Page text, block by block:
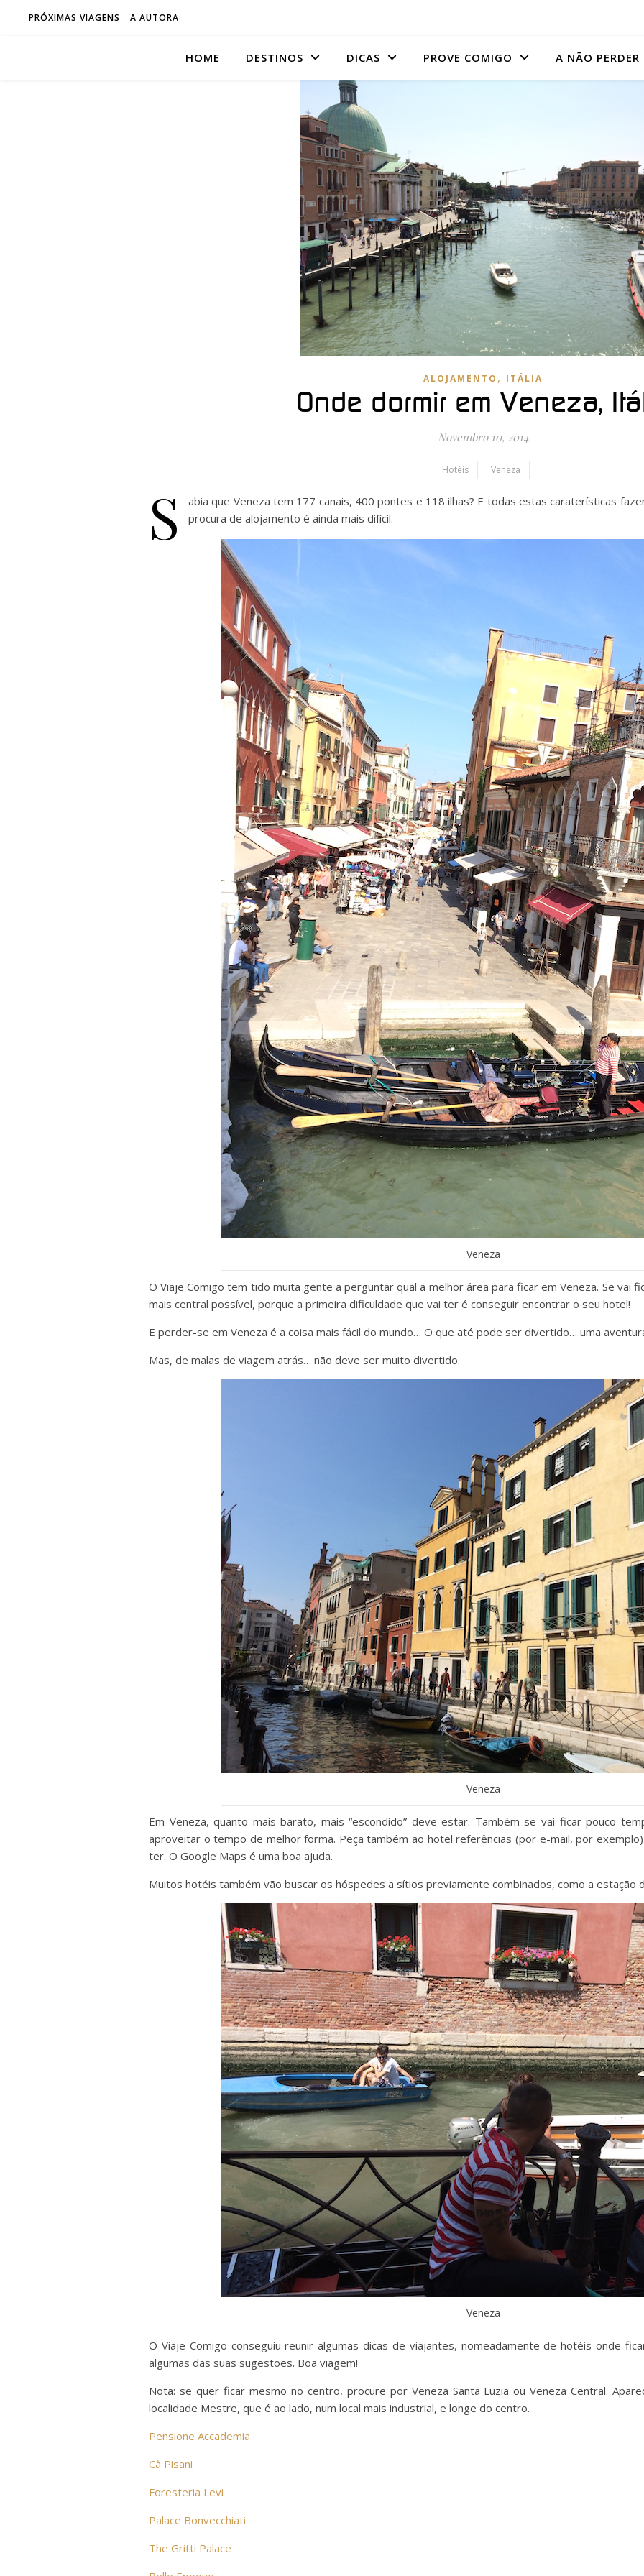
PRÓXIMAS VIAGENS A AUTORA
HOME DESTINOS DICAS PROVE COMIGO A NÃO PERDER
ALOJAMENTO , ITÁLIA
Onde dormir em Veneza,
Novembro 10, 2014
Hotéis Veneza
S
abia que Veneza tem 177 canais, 400 pontes e 118 ilhas? E todas estas caraterísticas
procura de alojamento é ainda mais difícil.
Veneza
O Viaje Comigo tem tido muita gente a perguntar qual a melhor área para ficar em Veneza. Se vai
mais central possível, porque a primeira dificuldade que vai ter é conseguir encontrar o seu hotel!
E perder-se em Veneza é a coisa mais fácil do mundo… O que até pode ser divertido… uma
Mas, de malas de viagem atrás… não deve ser muito divertido.
Veneza
Em Veneza, quanto mais barato, mais “escondido” deve estar. Também se vai ficar pouco
aproveitar o tempo de melhor forma. Peça também ao hotel referências (por e-mail, por
ter. O Google Maps é uma boa ajuda.
Muitos hotéis também vão buscar os hóspedes a sítios previamente combinados, como a estação
Veneza
O Viaje Comigo conseguiu reunir algumas dicas de viajantes, nomeadamente de hotéis onde
algumas das suas sugestões. Boa viagem!
Nota: se quer ficar mesmo no centro, procure por Veneza Santa Luzia ou Veneza Central.
localidade Mestre, que é ao lado, num local mais industrial, e longe do centro.
Pensione Accademia
Cà Pisani
Foresteria Levi
Palace Bonvecchiati
The Gritti Palace